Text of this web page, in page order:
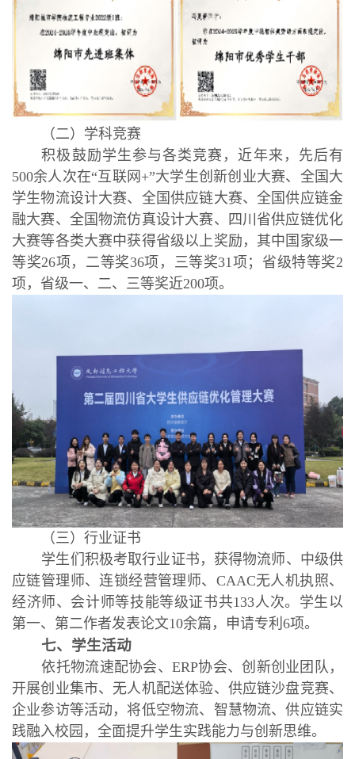
（二）学科竞赛
积极鼓励学生参与各类竞赛，近年来，先后有
500余人次在“互联网+”大学生创新创业大赛、全国大
学生物流设计大赛、全国供应链大赛、全国供应链金
融大赛、全国物流仿真设计大赛、四川省供应链优化
大赛等各类大赛中获得省级以上奖励，其中国家级一
等奖26项，二等奖36项，三等奖31项；省级特等奖2
项，省级一、二、三等奖近200项。
（三）行业证书
学生们积极考取行业证书，获得物流师、中级供
应链管理师、连锁经营管理师、CAAC无人机执照、
经济师、会计师等技能等级证书共133人次。学生以
第一、第二作者发表论文10余篇，申请专利6项。
七、学生活动
依托物流速配协会、ERP协会、创新创业团队，
开展创业集市、无人机配送体验、供应链沙盘竞赛、
企业参访等活动，将低空物流、智慧物流、供应链实
践融入校园，全面提升学生实践能力与创新思维。